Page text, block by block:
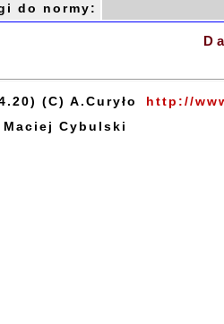
do normy:
(C) A.Curyło
http://
Cybulski